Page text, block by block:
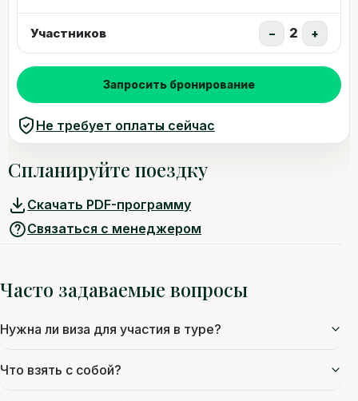
Участников − 2 +
Запросить бронирование
Не требует оплаты сейчас
Спланируйте поездку
Скачать PDF-программу
Связаться с менеджером
Часто задаваемые вопросы
Нужна ли виза для участия в туре?
Что взять с собой?